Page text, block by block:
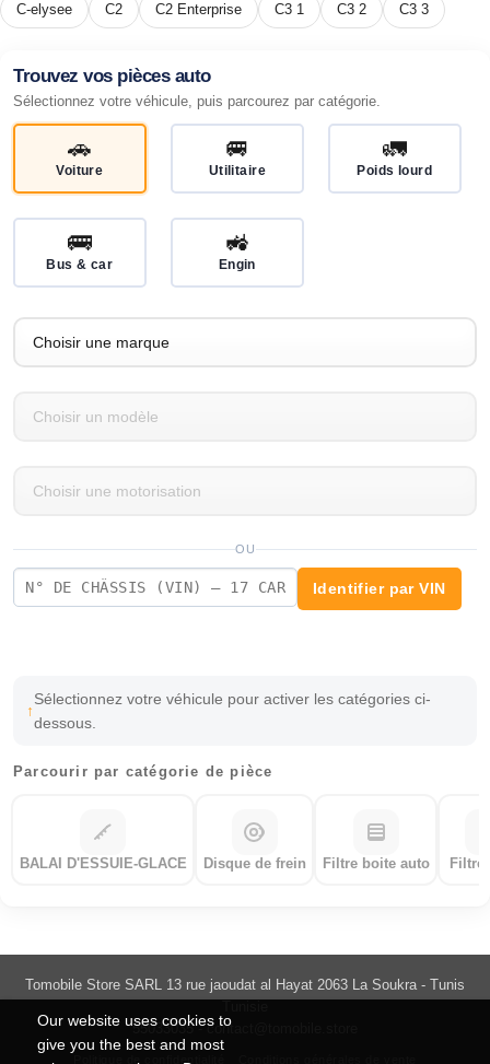
Our website uses cookies to
give you the best and most
C-elysee C2 C2 Enterprise C3 1 C3 2 C3 3
Trouvez vos pièces auto
Sélectionnez votre véhicule, puis parcourez par catégorie.
🚗
Voiture
🚐
Utilitaire
🚛
Poids lourd
🚌
Bus & car
🚜
Engin
OU
Identifier par VIN
Sélectionnez votre véhicule pour activer les catégories ci-
dessous.
Parcourir par catégorie de pièce
BALAI D'ESSUIE-GLACE Disque de frein Filtre boite auto
Tomobile Store SARL 13 rue jaoudat al Hayat 2063 La Soukra - Tunis
55033035 -contact@tomobile.store